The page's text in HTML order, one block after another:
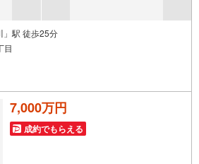
」駅 徒歩25分
目
7,000万円
成約でもらえる